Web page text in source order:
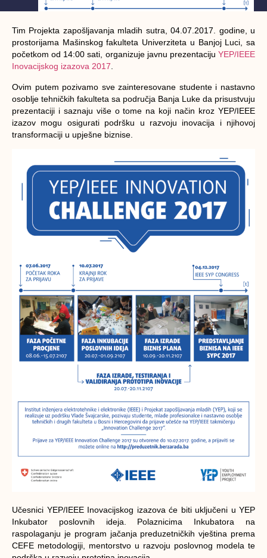
Tim Projekta zapošljavanja mladih sutra, 04.07.2017. godine, u
prostorijama Mašinskog fakulteta Univerziteta u Banjoj Luci, sa
početkom od 14:00 sati, organizuje javnu prezentaciju YEP/IEEE
Inovacijskog izazova 2017
Ovim putem pozivamo sve zainteresovane studente i nastavno
osoblje tehničkih fakulteta sa područja Banja Luke da prisustvuju
prezentaciji i saznaju više o tome na koji način kroz YEP/IEEE
izazov mogu osigurati podršku u razvoju inovacija i njihovoj
transformaciji u upješne biznise.
Učesnici YEP/IEEE Inovacijskog izazova će biti uključeni u YEP
Inkubator poslovnih ideja. Polaznicima Inkubatora na
raspolaganju je program jačanja preduzetničkih vještina prema
CEFE metodologiji, mentorstvo u razvoju poslovnog modela te